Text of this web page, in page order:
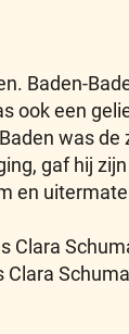
Baden-
ook een
was
gaf hij
en